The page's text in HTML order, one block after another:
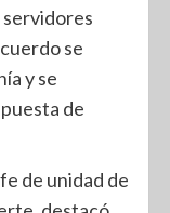
servidores
se
y se
de
de unidad de